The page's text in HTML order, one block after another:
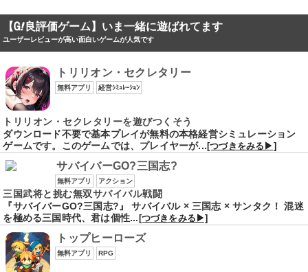
【 良評価ゲーム】いま一緒に遊ばれてます
ユーザーレビューが高い面白いゲームが人気です
トリリオン・セクレタリー
無料アプリ 経営ｼﾐｭﾚｰｼｮﾝ
トリリオン・セクレタリーを遊びつくそう
ダウンロード不要で基本プレイが無料の本格経営シミュレーション
ゲームです。このゲームでは、プレイヤーが...[つづきをみる▶]
サバイバーGO?三国志?
無料アプリ アクション
三国武将と挑む無双サバイバル戦闘
『サバイバーGO?三国志?』 サバイバル × 三国志 × サンタク！ 混迷
を極める三国時代、君は個性... [つづきをみる▶]
トップヒーローズ
無料アプリ RPG